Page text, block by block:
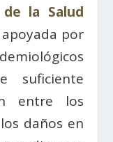
de la Salud
por
suficiente
entre los
daños en